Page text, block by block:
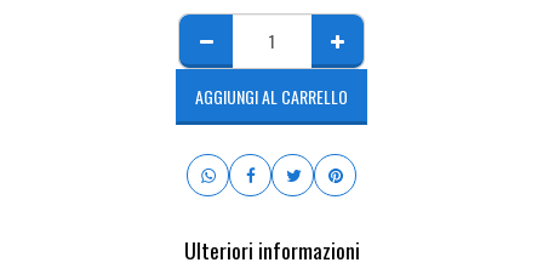
AGGIUNGI AL CARRELLO
Ulteriori informazioni